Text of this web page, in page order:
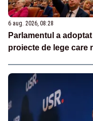
6 aug. 2026, 08:28
Parlamentul a
proiecte de lege care